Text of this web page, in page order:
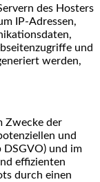
des Hosters
IP-Adressen,
und
werden,
Zwecke der
und
DSGVO) und im
effizienten
durch einen